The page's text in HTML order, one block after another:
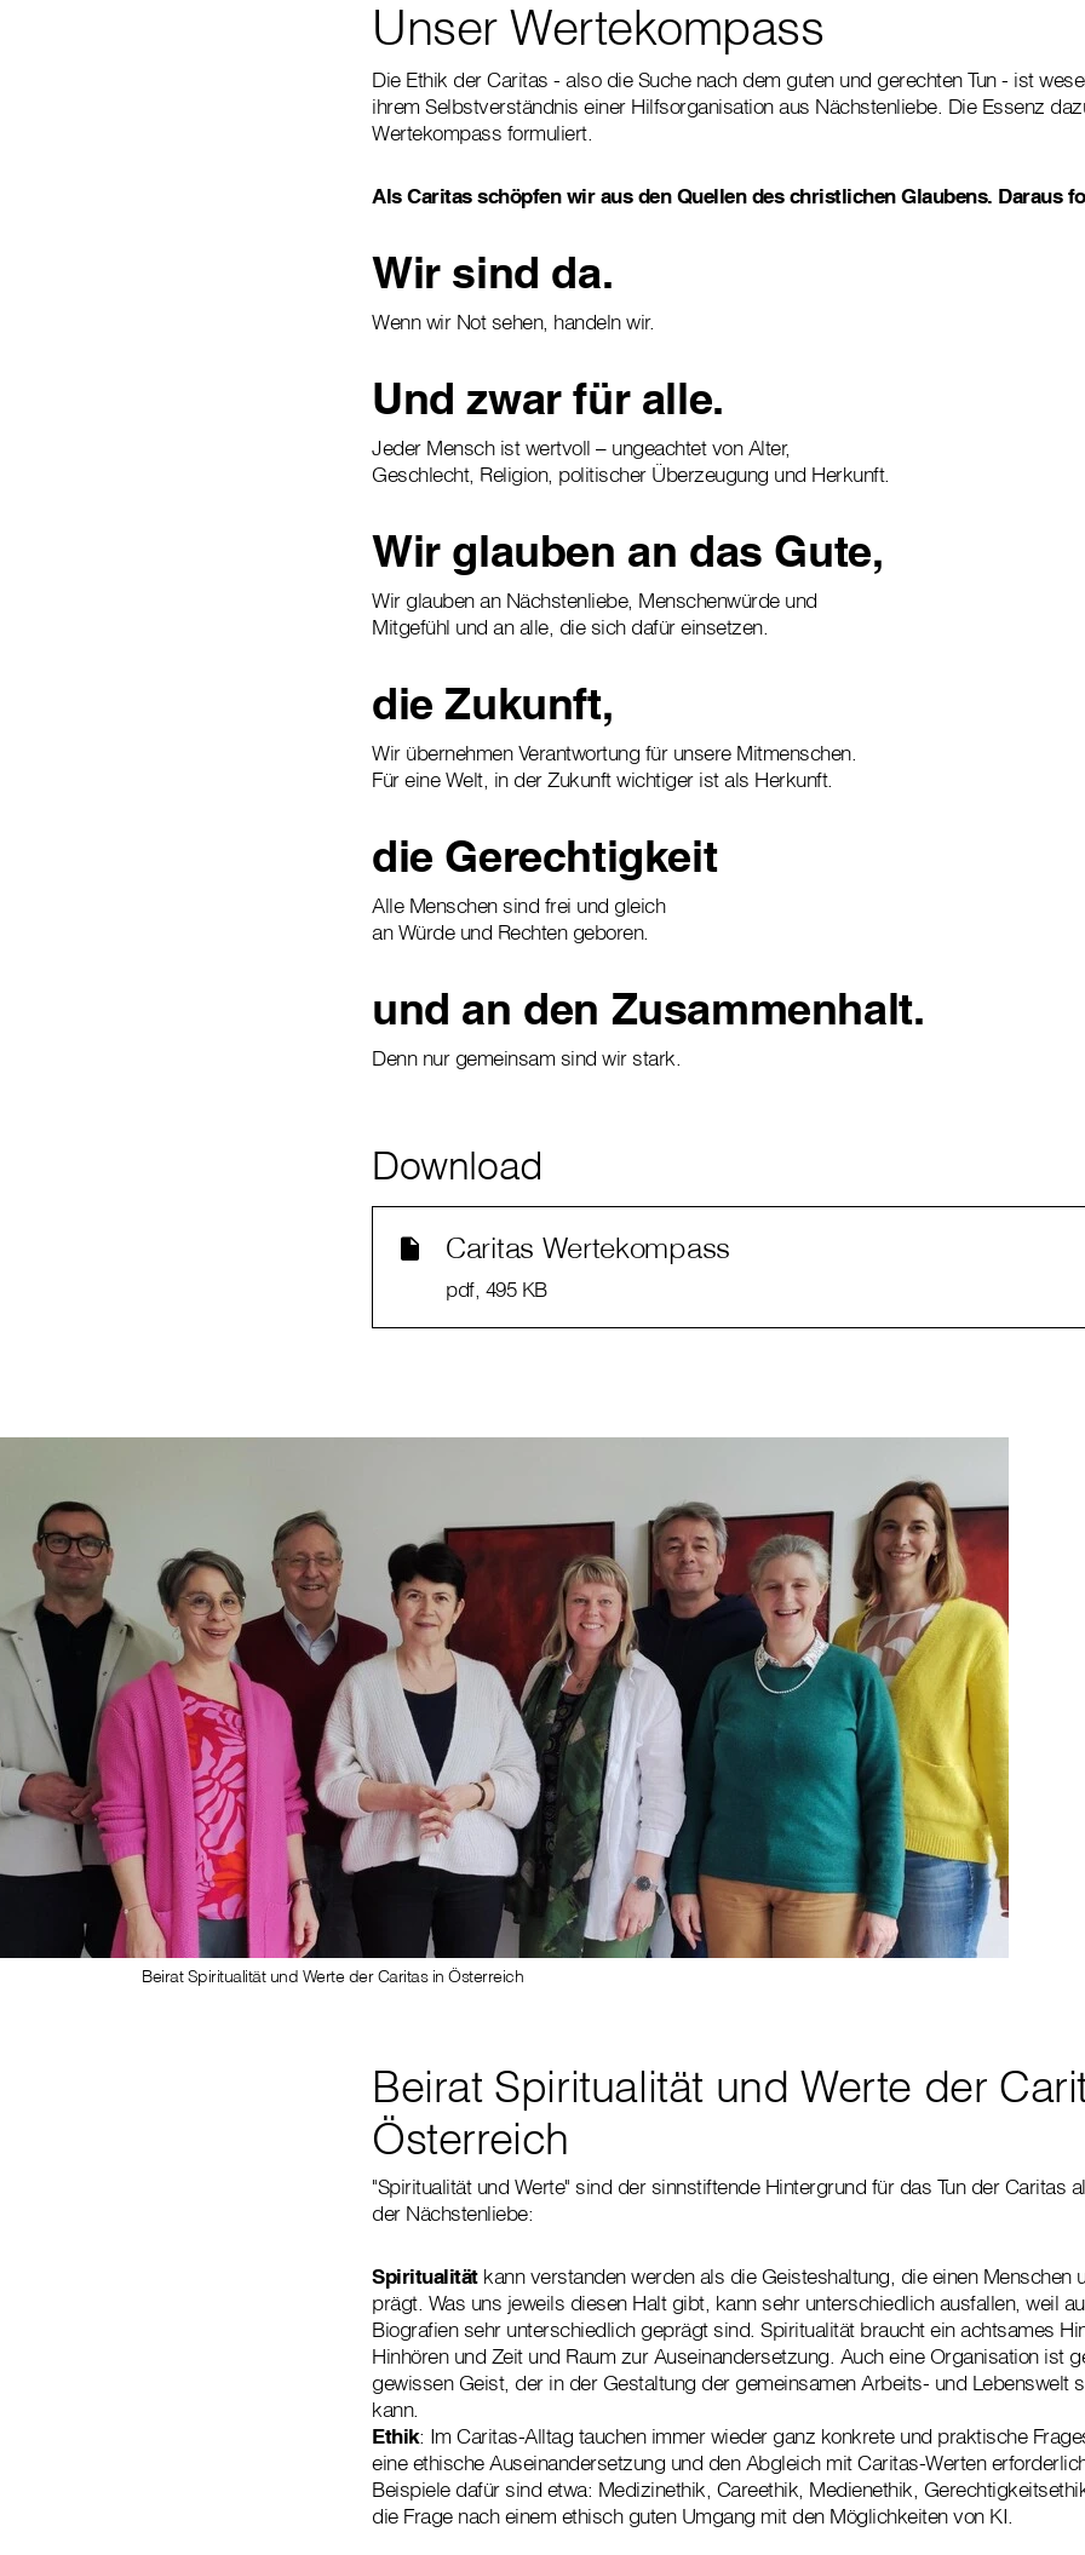
Unser Wertekompass
Die Ethik der Caritas - also die Suche nach dem guten und gerechten Tun - ist
ihrem Selbstverständnis einer Hilfsorganisation aus Nächstenliebe. Die Essenz
Wertekompass formuliert.
Als Caritas schöpfen wir aus den Quellen des christlichen Glaubens. Daraus
Wir sind da.
Wenn wir Not sehen, handeln wir.
Und zwar für alle.
Jeder Mensch ist wertvoll – ungeachtet von Alter,
Geschlecht, Religion, politischer Überzeugung und Herkunft.
Wir glauben an das Gute,
Wir glauben an Nächstenliebe, Menschenwürde und
Mitgefühl und an alle, die sich dafür einsetzen.
die Zukunft,
Wir übernehmen Verantwortung für unsere Mitmenschen.
Für eine Welt, in der Zukunft wichtiger ist als Herkunft.
die Gerechtigkeit
Alle Menschen sind frei und gleich
an Würde und Rechten geboren.
und an den Zusammenhalt.
Denn nur gemeinsam sind wir stark.
Download
Caritas Wertekompass
pdf, 495 KB
Beirat Spiritualität und Werte der Caritas in Österreich
Beirat Spiritualität und Werte der
Österreich
"Spiritualität und Werte" sind der sinnstiftende Hintergrund für das Tun der Caritas
der Nächstenliebe:
Spiritualität kann verstanden werden als die Geisteshaltung, die einen Menschen
prägt. Was uns jeweils diesen Halt gibt, kann sehr unterschiedlich ausfallen, weil
Biografien sehr unterschiedlich geprägt sind. Spiritualität braucht ein achtsames
Hinhören und Zeit und Raum zur Auseinandersetzung. Auch eine Organisation ist
gewissen Geist, der in der Gestaltung der gemeinsamen Arbeits- und Lebenswelt
kann.
Ethik: Im Caritas-Alltag tauchen immer wieder ganz konkrete und praktische
eine ethische Auseinandersetzung und den Abgleich mit Caritas-Werten
Beispiele dafür sind etwa: Medizinethik, Careethik, Medienethik,
die Frage nach einem ethisch guten Umgang mit den Möglichkeiten von KI.